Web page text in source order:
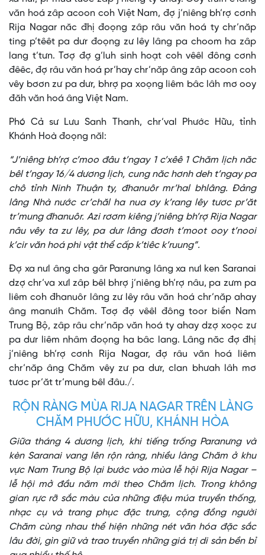
văn hoá zâp acoon coh Việt Nam, đợ j’niêng bh’rợ cơnh
Rija Nagar năc đhị đoọng zâp râu văn hoá ty chr’năp
ting p’têêt pa dưr đoọng zư lêy lâng pa choom ha zâp
lang t’tưn. Tơợ đợ g’luh sinh hoạt coh vêêl đông cơnh
đêêc, đợ râu văn hoá pr’hay chr’năp âng zâp acoon coh
vêy bơơn zư pa dưr, bhrợ pa xoọng liêm bâc lâh mơ ooy
đăh văn hoá âng Việt Nam.
Phó Cả sư Lưu Sanh Thanh, chr’val Phước Hữu, tỉnh
Khánh Hoà đoọng năl:
“J’niêng bh’rợ c’moo đâu t’ngay 1 c’xêê 1 Chăm lịch năc
bêl t’ngay 16/4 dương lịch, cung năc hơnh deh t’ngay pa
chô tỉnh Ninh Thuận ty, đhanuôr mr’hal bhlâng. Đảng
lâng Nhà nước cr’chăl ha nua ơy k’rang lêy tươc pr’ăt
tr’mung đhanuôr. Azi rơơm kiêng j’niêng bh’rợ Rija Nagar
nâu vêy ta zư lêy, pa dưr lâng đơơh t’moot ooy t’nooi
k’cir văn hoá phi vật thể cấp k’tiêc k’ruung”.
Đợ xa nưl âng cha gâr Paranưng lâng xa nưl ken Saranai
dzợ chr’va xưl zâp bêl bhrợ j’niêng bh’rợ nâu, pa zưm pa
liêm coh đhanuôr lâng zư lêy râu văn hoá chr’năp ahay
âng manưih Chăm. Tơợ đợ vêêl đông toor biển Nam
Trung Bộ, zâp râu chr’năp văn hoá ty ahay dzợ xoọc zư
pa dưr liêm nhâm đoọng ha bâc lang. Lâng năc đợ đhị
j’niêng bh’rợ cơnh Rija Nagar, đợ râu văn hoá liêm
chr’năp âng Chăm vêy zư pa dưr, clan bhưah lâh mơ
tươc pr’ăt tr’mung bêl đâu./.
RỘN RÀNG MÙA RIJA NAGAR TRÊN LÀNG
CHĂM PHƯỚC HỮU, KHÁNH HÒA
Giữa tháng 4 dương lịch, khi tiếng trống Paranưng và
kèn Saranai vang lên rộn ràng, nhiều làng Chăm ở khu
vực Nam Trung Bộ lại bước vào mùa lễ hội Rija Nagar –
lễ hội mở đầu năm mới theo Chăm lịch. Trong không
gian rực rỡ sắc màu của những điệu múa truyền thống,
nhạc cụ và trang phục đặc trưng, cộng đồng người
Chăm cùng nhau thể hiện những nét văn hóa đặc sắc
lâu đời, gìn giữ và trao truyền những giá trị di sản bền bỉ